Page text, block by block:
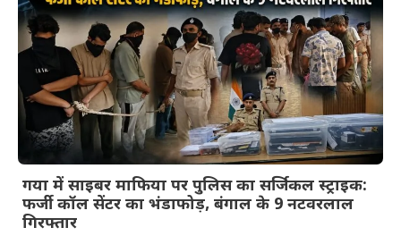
गया में साइबर माफिया पर पुलिस का सर्जिकल स्ट्राइक:
फर्जी कॉल सेंटर का भंडाफोड़, बंगाल के 9 नटवरलाल
गिरफ्तार